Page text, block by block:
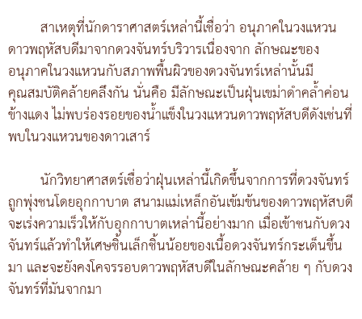
สาเหตุที่นักดาราศาสตร์เหล่านี้เชื่อว่า อนุภาคในวงแหวน
ดาวพฤหัสบดีมาจากดวงจันทร์บริวารเนื่องจาก ลักษณะของ
อนุภาคในวงแหวนกับสภาพพื้นผิวของดวงจันทร์เหล่านั้นมี
คุณสมบัติคล้ายคลึงกัน นั่นคือ มีลักษณะเป็นฝุ่นเขม่าดำคล้ำค่อน
ข้างแดง ไม่พบร่องรอยของน้ำแข็งในวงแหวนดาวพฤหัสบดีดังเช่นที่
พบในวงแหวนของดาวเสาร์
นักวิทยาศาสตร์เชื่อว่าฝุ่นเหล่านี้เกิดขึ้นจากการที่ดวงจันทร์
ถูกพุ่งชนโดยอุกกาบาต สนามแม่เหล็กอันเข้มข้นของดาวพฤหัสบดี
จะเร่งความเร็วให้กับอุกกาบาตเหล่านี้อย่างมาก เมื่อเข้าชนกับดวง
จันทร์แล้วทำให้เศษชิ้นเล็กชิ้นน้อยของเนื้อดวงจันทร์กระเด็นขึ้น
มา และจะยังคงโคจรรอบดาวพฤหัสบดีในลักษณะคล้าย ๆ กับดวง
จันทร์ที่มันจากมา